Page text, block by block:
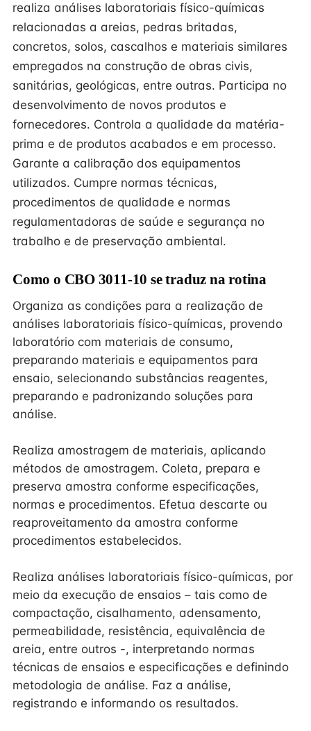
realiza análises laboratoriais físico-químicas
relacionadas a areias, pedras britadas,
concretos, solos, cascalhos e materiais similares
empregados na construção de obras civis,
sanitárias, geológicas, entre outras. Participa no
desenvolvimento de novos produtos e
fornecedores. Controla a qualidade da matéria-
prima e de produtos acabados e em processo.
Garante a calibração dos equipamentos
utilizados. Cumpre normas técnicas,
procedimentos de qualidade e normas
regulamentadoras de saúde e segurança no
trabalho e de preservação ambiental.
Como o CBO 3011-10 se traduz na rotina
Organiza as condições para a realização de
análises laboratoriais físico-químicas, provendo
laboratório com materiais de consumo,
preparando materiais e equipamentos para
ensaio, selecionando substâncias reagentes,
preparando e padronizando soluções para
análise.
Realiza amostragem de materiais, aplicando
métodos de amostragem. Coleta, prepara e
preserva amostra conforme especificações,
normas e procedimentos. Efetua descarte ou
reaproveitamento da amostra conforme
procedimentos estabelecidos.
Realiza análises laboratoriais físico-químicas, por
meio da execução de ensaios – tais como de
compactação, cisalhamento, adensamento,
permeabilidade, resistência, equivalência de
areia, entre outros -, interpretando normas
técnicas de ensaios e especificações e definindo
metodologia de análise. Faz a análise,
registrando e informando os resultados.